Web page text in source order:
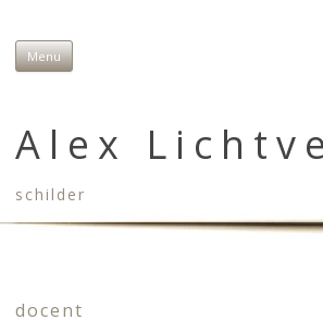
Menu
Alex
schilder
docent